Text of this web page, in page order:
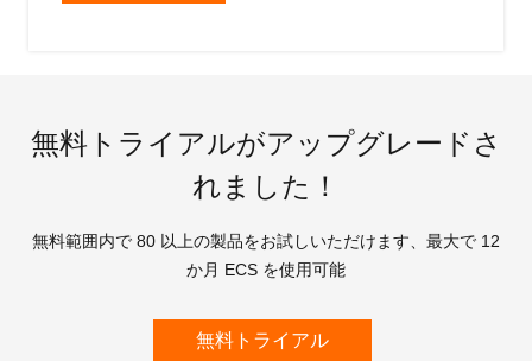
無料トライアルがアップグレードさ
れました！
無料範囲内で 80 以上の製品をお試しいただけます、最大で 12
か月 ECS を使用可能
無料トライアル